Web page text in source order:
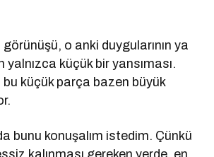
o anki duygularının ya
yalnızca küçük bir yansıması.
bu küçük parça bazen büyük
bunu konuşalım istedim. Çünkü